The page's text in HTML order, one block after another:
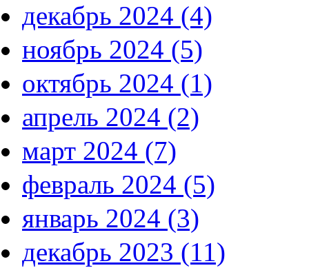
декабрь 2024 (4)
ноябрь 2024 (5)
октябрь 2024 (1)
апрель 2024 (2)
март 2024 (7)
февраль 2024 (5)
январь 2024 (3)
декабрь 2023 (11)